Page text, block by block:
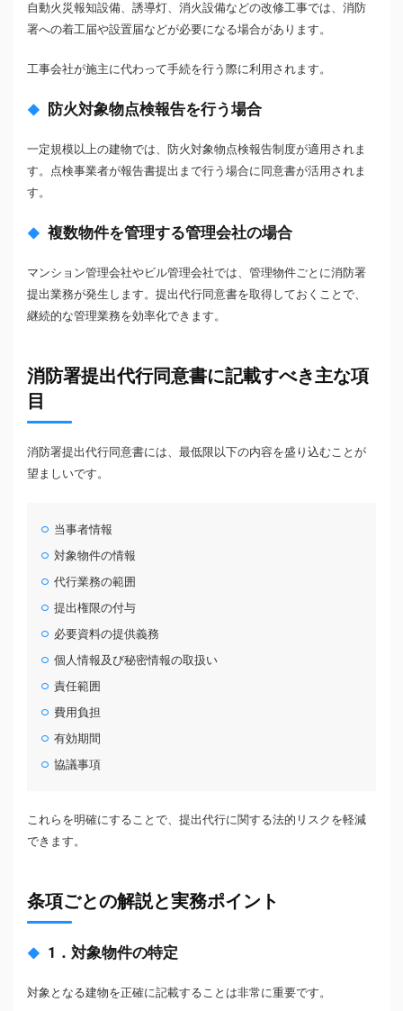
自動火災報知設備、誘導灯、消火設備などの改修工事では、消防
署への着工届や設置届などが必要になる場合があります。
工事会社が施主に代わって手続を行う際に利用されます。
防火対象物点検報告を行う場合
一定規模以上の建物では、防火対象物点検報告制度が適用されま
す。点検事業者が報告書提出まで行う場合に同意書が活用されま
す。
複数物件を管理する管理会社の場合
マンション管理会社やビル管理会社では、管理物件ごとに消防署
提出業務が発生します。提出代行同意書を取得しておくことで、
継続的な管理業務を効率化できます。
消防署提出代行同意書に記載すべき主な項
目
消防署提出代行同意書には、最低限以下の内容を盛り込むことが
望ましいです。
当事者情報
対象物件の情報
代行業務の範囲
提出権限の付与
必要資料の提供義務
個人情報及び秘密情報の取扱い
責任範囲
費用負担
有効期間
協議事項
これらを明確にすることで、提出代行に関する法的リスクを軽減
できます。
条項ごとの解説と実務ポイント
1．対象物件の特定
対象となる建物を正確に記載することは非常に重要です。